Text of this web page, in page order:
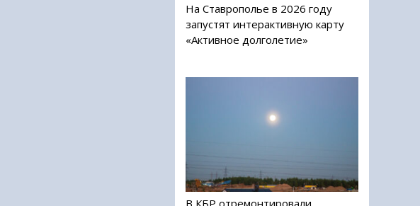
На Ставрополье в 2026 году
запустят интерактивную карту
«Активное долголетие»